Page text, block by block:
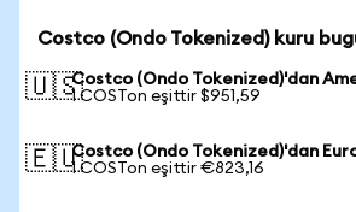
Costco (Ondo Tokenized) kuru
🇺🇸Costco (Ondo Tokenized)'dan
1 COSTon eşittir $951,59
🇪🇺Costco (Ondo Tokenized)'dan
1 COSTon eşittir €823,16